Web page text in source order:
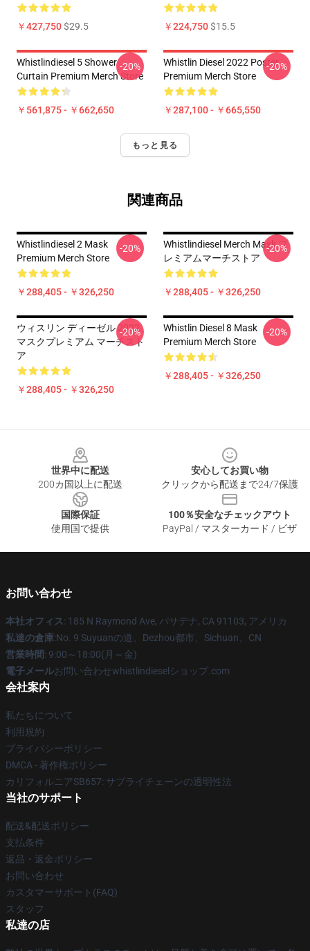
￥427,750$29.5 ￥224,750$15.5
Whistlindiesel 5 Shower
Curtain Premium Merch Store
￥561,875 - ￥662,650
-20%
Whistlin Diesel 2022 Poster
Premium Merch Store
￥287,100 - ￥665,550
-20%
もっと見る
関連商品
Whistlindiesel 2 Mask
Premium Merch Store
￥288,405 - ￥326,250
-20%
Whistlindiesel Merch Mask プ
レミアムマーチストア
￥288,405 - ￥326,250
-20%
ウィスリン ディーゼル 2022
マスクプレミアム マーチスト
ア
￥288,405 - ￥326,250
-20%
Whistlin Diesel 8 Mask
Premium Merch Store
￥288,405 - ￥326,250
-20%
世界中に配送
200カ国以上に配送
安心してお買い物
クリックから配送まで24/7保護
国際保証
使用国で提供
100％安全なチェックアウト
PayPal / マスターカード / ビザ
お問い合わせ
本社オフィス: 185 N Raymond Ave, パサデナ, CA 91103, アメリカ
私達の倉庫:No. 9 Suyuanの道、Dezhou都市、Sichuan、CN
営業時間: 9:00～18:00(月～金)
電子メールお問い合わせwhistlindieselショップ.com
会社案内
私たちについて
利用規約
プライバシーポリシー
DMCA - 著作権ポリシー
カリフォルニアSB657: サプライチェーンの透明性法
当社のサポート
配送&配送ポリシー
支払条件
返品・返金ポリシー
お問い合わせ
カスタマーサポート(FAQ)
スタッフ
私達の店